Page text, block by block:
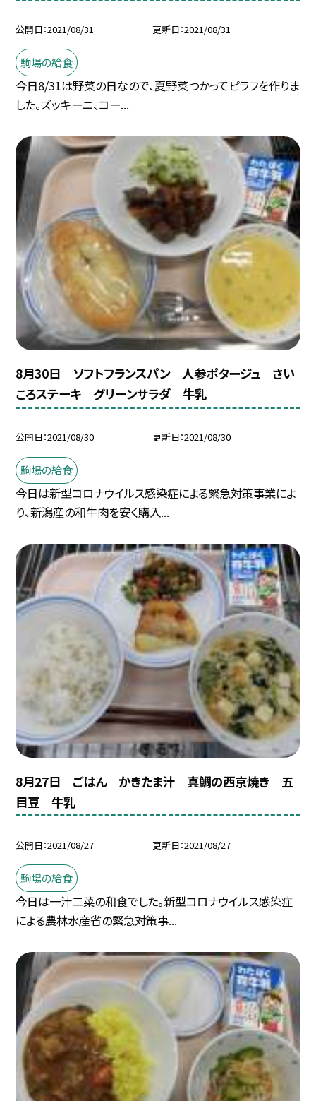
公開日 2021/08/31 更新日 2021/08/31
駒場の給食
今日8/31は野菜の日なので、夏野菜つかってピラフを作りま
した。ズッキーニ、コー...
8月30日 ソフトフランスパン 人参ポタージュ さい
ころステーキ グリーンサラダ 牛乳
公開日 2021/08/30 更新日 2021/08/30
駒場の給食
今日は新型コロナウイルス感染症による緊急対策事業によ
り、新潟産の和牛肉を安く購入...
8月27日 ごはん かきたま汁 真鯛の西京焼き 五
目豆 牛乳
公開日 2021/08/27 更新日 2021/08/27
駒場の給食
今日は一汁二菜の和食でした。新型コロナウイルス感染症
による農林水産省の緊急対策事...